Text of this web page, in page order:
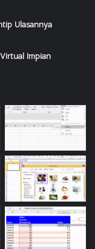
Ulasannya
Impian